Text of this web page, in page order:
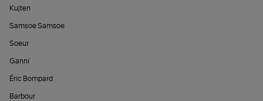
Kujten
Samsoe Samsoe
Soeur
Ganni
Éric Bompard
Barbour